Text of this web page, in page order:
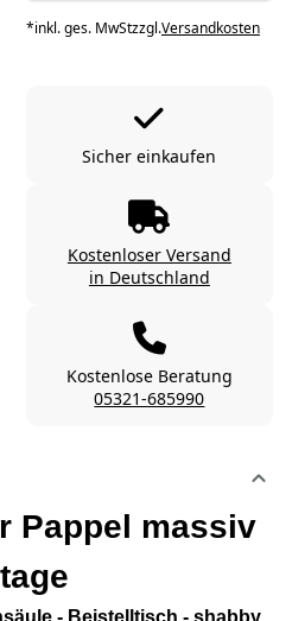
*inkl. ges. MwStzzgl.Versandkosten
Sicher einkaufen
Kostenloser Versand
in Deutschland
Kostenlose Beratung
05321-685990
Pappel massiv
- Beistelltisch - shabby